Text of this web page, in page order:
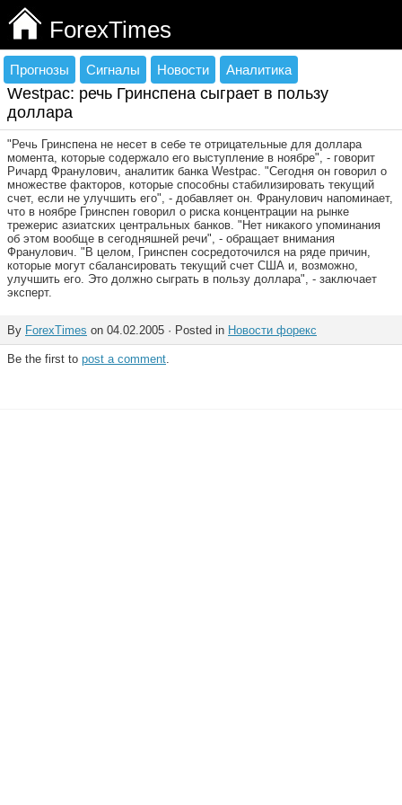
ForexTimes
Прогнозы Сигналы Новости Аналитика
Westpac: речь Гринспена сыграет в пользу
доллара
"Речь Гринспена не несет в себе те отрицательные для доллара
момента, которые содержало его выступление в ноябре", - говорит
Ричард Франулович, аналитик банка Westpac. "Сегодня он говорил о
множестве факторов, которые способны стабилизировать текущий
счет, если не улучшить его", - добавляет он. Франулович напоминает,
что в ноябре Гринспен говорил о риска концентрации на рынке
трежерис азиатских центральных банков. "Нет никакого упоминания
об этом вообще в сегодняшней речи", - обращает внимания
Франулович. "В целом, Гринспен сосредоточился на ряде причин,
которые могут сбалансировать текущий счет США и, возможно,
улучшить его. Это должно сыграть в пользу доллара", - заключает
эксперт.
By ForexTimes on 04.02.2005 · Posted in Новости форекс
Be the first to post a comment.